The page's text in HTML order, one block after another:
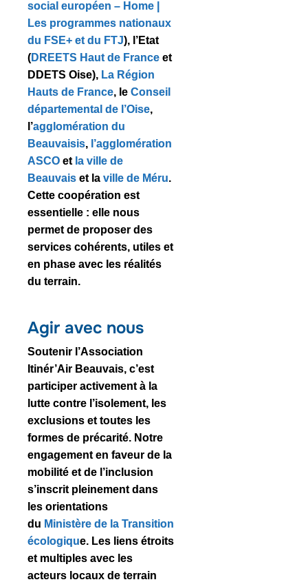
social européen – Home |
Les programmes nationaux
du FSE+ et du FTJ), l’Etat
(DREETS Haut de France et
DDETS Oise), La Région
Hauts de France, le Conseil
départemental de l’Oise,
l’agglomération du
Beauvaisis, l’agglomération
ASCO etla ville de
Beauvais et la ville de Méru.
Cette coopération est
essentielle : elle nous
permet de proposer des
services cohérents, utiles et
en phase avec les réalités
du terrain.
Agir avec nous
Soutenir l’Association
Itinér’Air Beauvais, c’est
participer activement à la
lutte contre l’isolement, les
exclusions et toutes les
formes de précarité. Notre
engagement en faveur de la
mobilité et de l’inclusion
s’inscrit pleinement dans
les orientations
du Ministère de la Transition
écologique. Les liens étroits
et multiples avec les
acteurs locaux de terrain